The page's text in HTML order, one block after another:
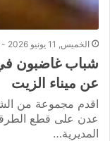
الخميس, 11 يونيو 2026 - 10:33 م
شباب غاضبون
عن ميناء الزيت
اقدم مجموعة من
عدن على قطع
المديرية…